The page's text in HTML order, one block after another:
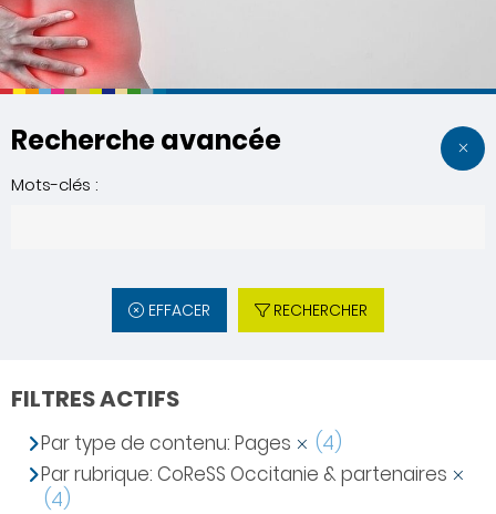
Recherche avancée
Mots-clés :
EFFACER RECHERCHER
FILTRES ACTIFS
Par type de contenu: Pages
(4)
Par rubrique: CoReSS Occitanie & partenaires
(4)